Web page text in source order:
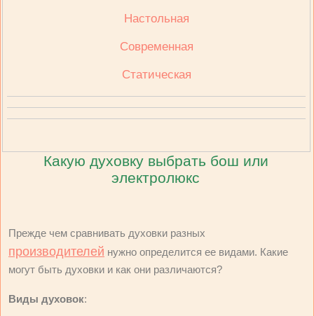
Настольная
Современная
Статическая
Какую духовку выбрать бош или
электролюкс
Прежде чем сравнивать духовки разных
производителей нужно определится ее видами. Какие
могут быть духовки и как они различаются?
Виды духовок: